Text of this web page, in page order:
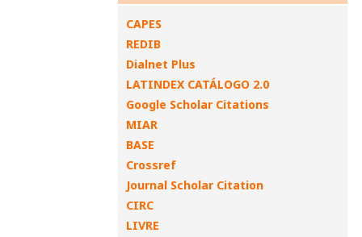
CAPES
REDIB
Dialnet Plus
LATINDEX CATÁLOGO 2.0
Google Scholar Citations
MIAR
BASE
Crossref
Journal Scholar Citation
CIRC
LIVRE